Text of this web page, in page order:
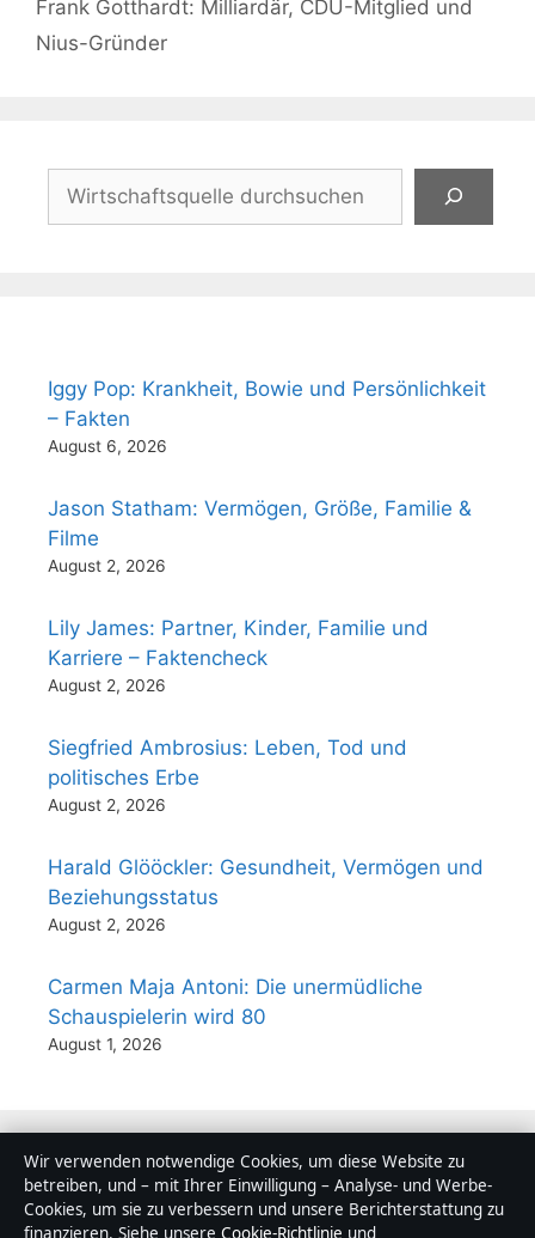
Frank Gotthardt: Milliardär, CDU-Mitglied und
Nius-Gründer
Iggy Pop: Krankheit, Bowie und Persönlichkeit
– Fakten
August 6, 2026
Jason Statham: Vermögen, Größe, Familie &
Filme
August 2, 2026
Lily James: Partner, Kinder, Familie und
Karriere – Faktencheck
August 2, 2026
Siegfried Ambrosius: Leben, Tod und
politisches Erbe
August 2, 2026
Harald Glööckler: Gesundheit, Vermögen und
Beziehungsstatus
August 2, 2026
Carmen Maja Antoni: Die unermüdliche
Schauspielerin wird 80
August 1, 2026
Lokal
Politik
Wir verwenden notwendige Cookies, um diese Website zu
betreiben, und – mit Ihrer Einwilligung – Analyse- und Werbe-
Cookies, um sie zu verbessern und unsere Berichterstattung zu
finanzieren. Siehe unsere Cookie-Richtlinie und